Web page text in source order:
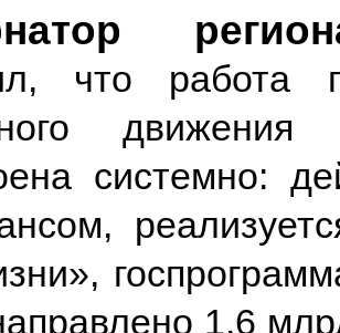
что работа
системно:
1,6